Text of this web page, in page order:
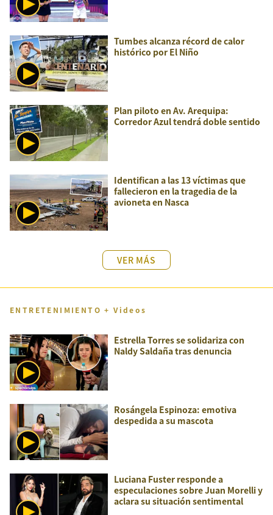
Tumbes alcanza récord de calor
histórico por El Niño
Plan piloto en Av. Arequipa:
Corredor Azul tendrá doble sentido
Identifican a las 13 víctimas que
fallecieron en la tragedia de la
avioneta en Nasca
VER MÁS
ENTRETENIMIENTO + Videos
Estrella Torres se solidariza con
Naldy Saldaña tras denuncia
Rosángela Espinoza: emotiva
despedida a su mascota
Luciana Fuster responde a
especulaciones sobre Juan Morelli y
aclara su situación sentimental